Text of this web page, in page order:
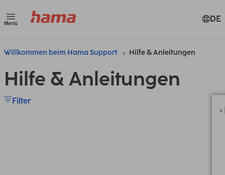
Menü DE
Willkommen beim Hama Support Hilfe & Anleitungen
Hilfe & Anleitungen
Filter